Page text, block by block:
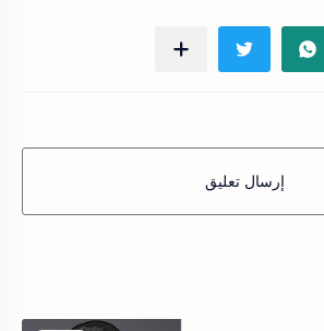
إرسال تعليق